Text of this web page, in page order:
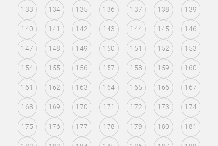
133 134 135 136 137 138 139
140 141 142 143 144 145 146
147 148 149 150 151 152 153
154 155 156 157 158 159 160
161 162 163 164 165 166 167
168 169 170 171 172 173 174
175 176 177 178 179 180 181